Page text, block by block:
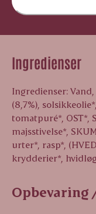
Ingredienser
Ingredienser:
(8,7%),
tomatpuré*, OST*,
majsstivelse*,
urter*, rasp*,
krydderier*,
Opbevaring